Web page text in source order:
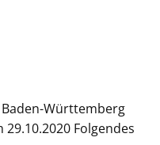
Württemberg
Folgendes